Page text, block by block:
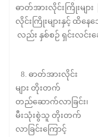
ဓာတ်အားလိုင်းကြိုးများ
လိုင်းကြိုးများနှင့်
လည်း နှစ်စဉ် ရှင်းလင်း
8. ဓာတ်အားလိုင်း
များ တိုးတက်
တည်ဆောက်လာခြင်း၊
မီးသုံးစွဲသူ တိုးတက်
လာခြင်းကြောင့်